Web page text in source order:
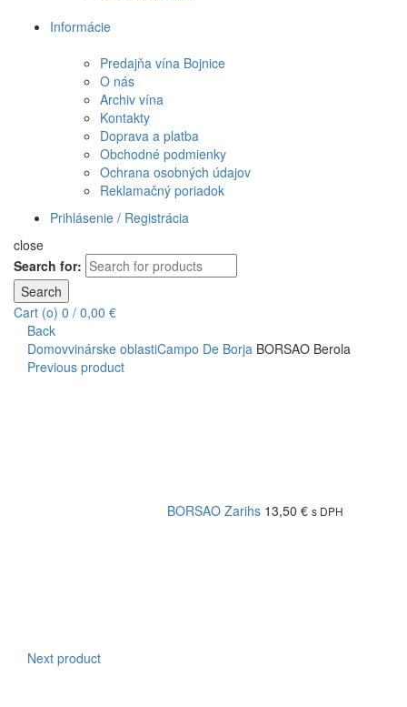
Informácie
Predajňa vína Bojnice
O nás
Archiv vína
Kontakty
Doprava a platba
Obchodné podmienky
Ochrana osobných údajov
Reklamačný poriadok
Prihlásenie / Registrácia
close
Search for:
Search
Cart (o) 0 / 0,00 €
Back
Domovvinárske oblastiCampo De Borja BORSAO Berola
Previous product
BORSAO Zarihs 13,50 € s DPH
Next product